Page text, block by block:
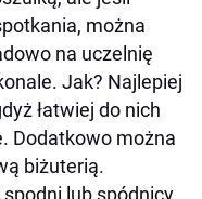
można
na uczelnię
Jak? Najlepiej
łatwiej do nich
Dodatkowo można
biżuterią.